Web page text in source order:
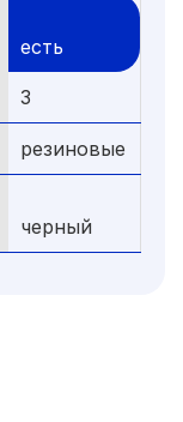
есть
3
резиновые
черный